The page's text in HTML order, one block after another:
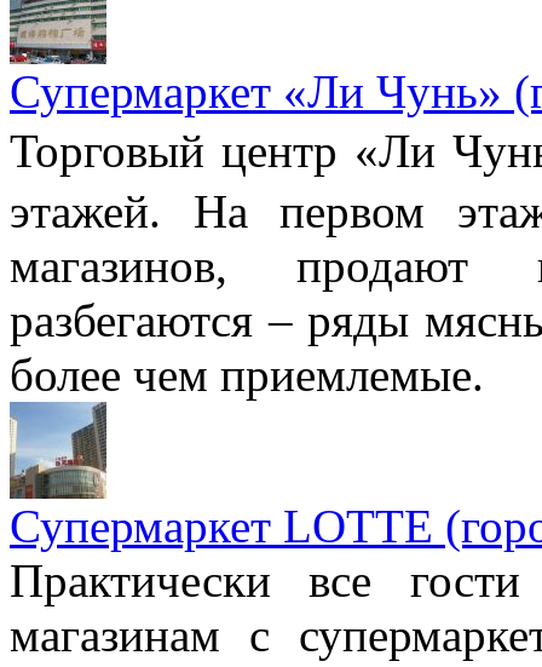
Супермаркет «Ли Чунь»
Торговый центр «Ли
этажей. На первом
магазинов, продают
разбегаются – ряды
более чем приемлемые.
Супермаркет LOTTE
Практически все
магазинам с